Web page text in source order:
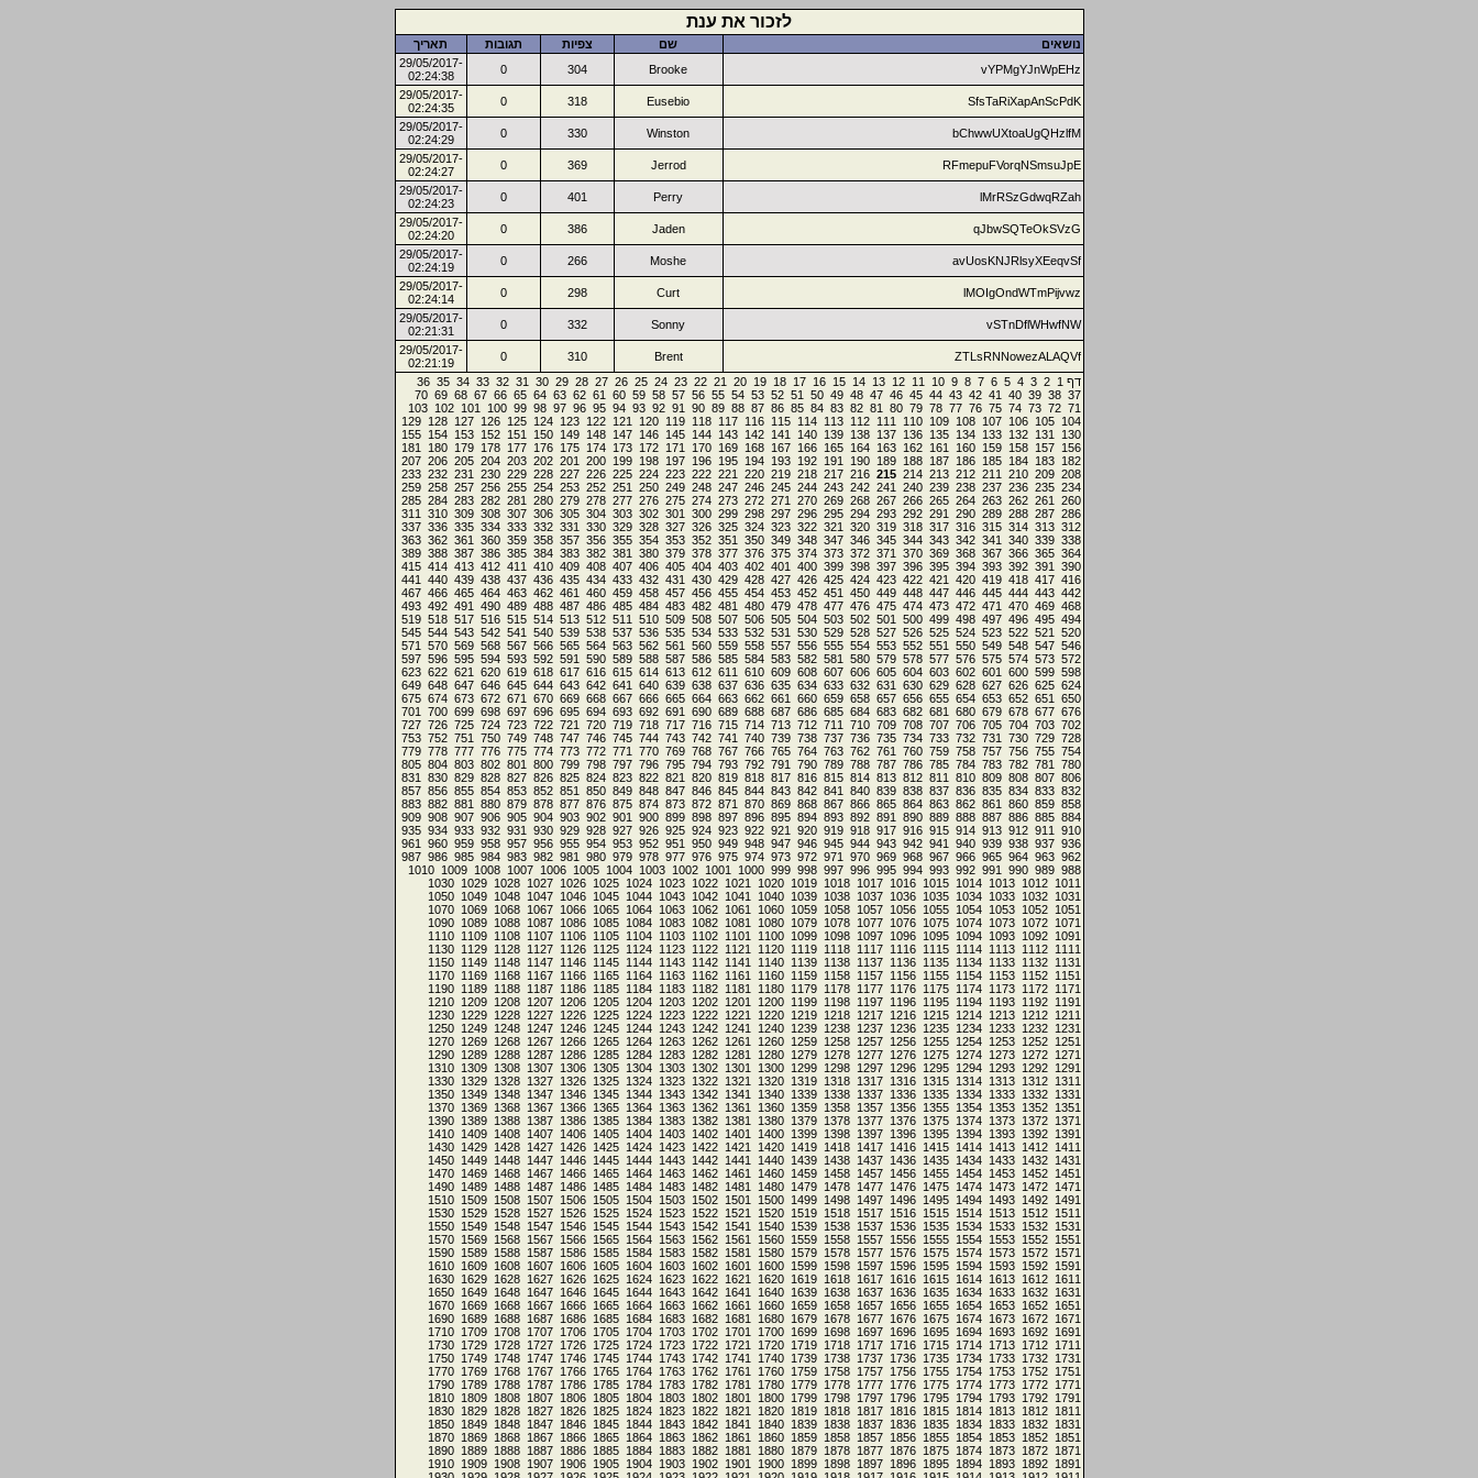
לזכור את ענת
נושאים שם צפיות תגובות
תאריך
vYPMgYJnWpEHz
Brooke
304
0
29/05/2017-
02:24:38
SfsTaRiXapAnScPdK
Eusebio
318
0
29/05/2017-
02:24:35
bChwwUXtoaUgQHzlfM
Winston
330
0
29/05/2017-
02:24:29
RFmepuFVorqNSmsuJpE
Jerrod
369
0
29/05/2017-
02:24:27
lMrRSzGdwqRZah
Perry
401
0
29/05/2017-
02:24:23
qJbwSQTeOkSVzG
Jaden
386
0
29/05/2017-
02:24:20
avUosKNJRlsyXEeqvSf
Moshe
266
0
29/05/2017-
02:24:19
lMOIgOndWTmPijvwz
Curt
298
0
29/05/2017-
02:24:14
vSTnDflWHwfNW
Sonny
332
0
29/05/2017-
02:21:31
ZTLsRNNowezALAQVf
Brent
310
0
29/05/2017-
02:21:19
דף 1
2
3
4
5
6
7
8
9
10
11
12
13
14
15
16
17
18
19
20
21
22
23
24
25
26
27
28
29
30
31
32
33
34
35
36
37
38
39
40
41
42
43
44
45
46
47
48
49
50
51
52
53
54
55
56
57
58
59
60
61
62
63
64
65
66
67
68
69
70
71
72
73
74
75
76
77
78
79
80
81
82
83
84
85
86
87
88
89
90
91
92
93
94
95
96
97
98
99
100
101
102
103
104
105
106
107
108
109
110
111
112
113
114
115
116
117
118
119
120
121
122
123
124
125
126
127
128
129
130
131
132
133
134
135
136
137
138
139
140
141
142
143
144
145
146
147
148
149
150
151
152
153
154
155
156
157
158
159
160
161
162
163
164
165
166
167
168
169
170
171
172
173
174
175
176
177
178
179
180
181
182
183
184
185
186
187
188
189
190
191
192
193
194
195
196
197
198
199
200
201
202
203
204
205
206
207
208
209
210
211
212
213
214
215
216
217
218
219
220
221
222
223
224
225
226
227
228
229
230
231
232
233
234
235
236
237
238
239
240
241
242
243
244
245
246
247
248
249
250
251
252
253
254
255
256
257
258
259
260
261
262
263
264
265
266
267
268
269
270
271
272
273
274
275
276
277
278
279
280
281
282
283
284
285
286
287
288
289
290
291
292
293
294
295
296
297
298
299
300
301
302
303
304
305
306
307
308
309
310
311
312
313
314
315
316
317
318
319
320
321
322
323
324
325
326
327
328
329
330
331
332
333
334
335
336
337
338
339
340
341
342
343
344
345
346
347
348
349
350
351
352
353
354
355
356
357
358
359
360
361
362
363
364
365
366
367
368
369
370
371
372
373
374
375
376
377
378
379
380
381
382
383
384
385
386
387
388
389
390
391
392
393
394
395
396
397
398
399
400
401
402
403
404
405
406
407
408
409
410
411
412
413
414
415
416
417
418
419
420
421
422
423
424
425
426
427
428
429
430
431
432
433
434
435
436
437
438
439
440
441
442
443
444
445
446
447
448
449
450
451
452
453
454
455
456
457
458
459
460
461
462
463
464
465
466
467
468
469
470
471
472
473
474
475
476
477
478
479
480
481
482
483
484
485
486
487
488
489
490
491
492
493
494
495
496
497
498
499
500
501
502
503
504
505
506
507
508
509
510
511
512
513
514
515
516
517
518
519
520
521
522
523
524
525
526
527
528
529
530
531
532
533
534
535
536
537
538
539
540
541
542
543
544
545
546
547
548
549
550
551
552
553
554
555
556
557
558
559
560
561
562
563
564
565
566
567
568
569
570
571
572
573
574
575
576
577
578
579
580
581
582
583
584
585
586
587
588
589
590
591
592
593
594
595
596
597
598
599
600
601
602
603
604
605
606
607
608
609
610
611
612
613
614
615
616
617
618
619
620
621
622
623
624
625
626
627
628
629
630
631
632
633
634
635
636
637
638
639
640
641
642
643
644
645
646
647
648
649
650
651
652
653
654
655
656
657
658
659
660
661
662
663
664
665
666
667
668
669
670
671
672
673
674
675
676
677
678
679
680
681
682
683
684
685
686
687
688
689
690
691
692
693
694
695
696
697
698
699
700
701
702
703
704
705
706
707
708
709
710
711
712
713
714
715
716
717
718
719
720
721
722
723
724
725
726
727
728
729
730
731
732
733
734
735
736
737
738
739
740
741
742
743
744
745
746
747
748
749
750
751
752
753
754
755
756
757
758
759
760
761
762
763
764
765
766
767
768
769
770
771
772
773
774
775
776
777
778
779
780
781
782
783
784
785
786
787
788
789
790
791
792
793
794
795
796
797
798
799
800
801
802
803
804
805
806
807
808
809
810
811
812
813
814
815
816
817
818
819
820
821
822
823
824
825
826
827
828
829
830
831
832
833
834
835
836
837
838
839
840
841
842
843
844
845
846
847
848
849
850
851
852
853
854
855
856
857
858
859
860
861
862
863
864
865
866
867
868
869
870
871
872
873
874
875
876
877
878
879
880
881
882
883
884
885
886
887
888
889
890
891
892
893
894
895
896
897
898
899
900
901
902
903
904
905
906
907
908
909
910
911
912
913
914
915
916
917
918
919
920
921
922
923
924
925
926
927
928
929
930
931
932
933
934
935
936
937
938
939
940
941
942
943
944
945
946
947
948
949
950
951
952
953
954
955
956
957
958
959
960
961
962
963
964
965
966
967
968
969
970
971
972
973
974
975
976
977
978
979
980
981
982
983
984
985
986
987
988
989
990
991
992
993
994
995
996
997
998
999
1000
1001
1002
1003
1004
1005
1006
1007
1008
1009
1010
1011
1012
1013
1014
1015
1016
1017
1018
1019
1020
1021
1022
1023
1024
1025
1026
1027
1028
1029
1030
1031
1032
1033
1034
1035
1036
1037
1038
1039
1040
1041
1042
1043
1044
1045
1046
1047
1048
1049
1050
1051
1052
1053
1054
1055
1056
1057
1058
1059
1060
1061
1062
1063
1064
1065
1066
1067
1068
1069
1070
1071
1072
1073
1074
1075
1076
1077
1078
1079
1080
1081
1082
1083
1084
1085
1086
1087
1088
1089
1090
1091
1092
1093
1094
1095
1096
1097
1098
1099
1100
1101
1102
1103
1104
1105
1106
1107
1108
1109
1110
1111
1112
1113
1114
1115
1116
1117
1118
1119
1120
1121
1122
1123
1124
1125
1126
1127
1128
1129
1130
1131
1132
1133
1134
1135
1136
1137
1138
1139
1140
1141
1142
1143
1144
1145
1146
1147
1148
1149
1150
1151
1152
1153
1154
1155
1156
1157
1158
1159
1160
1161
1162
1163
1164
1165
1166
1167
1168
1169
1170
1171
1172
1173
1174
1175
1176
1177
1178
1179
1180
1181
1182
1183
1184
1185
1186
1187
1188
1189
1190
1191
1192
1193
1194
1195
1196
1197
1198
1199
1200
1201
1202
1203
1204
1205
1206
1207
1208
1209
1210
1211
1212
1213
1214
1215
1216
1217
1218
1219
1220
1221
1222
1223
1224
1225
1226
1227
1228
1229
1230
1231
1232
1233
1234
1235
1236
1237
1238
1239
1240
1241
1242
1243
1244
1245
1246
1247
1248
1249
1250
1251
1252
1253
1254
1255
1256
1257
1258
1259
1260
1261
1262
1263
1264
1265
1266
1267
1268
1269
1270
1271
1272
1273
1274
1275
1276
1277
1278
1279
1280
1281
1282
1283
1284
1285
1286
1287
1288
1289
1290
1291
1292
1293
1294
1295
1296
1297
1298
1299
1300
1301
1302
1303
1304
1305
1306
1307
1308
1309
1310
1311
1312
1313
1314
1315
1316
1317
1318
1319
1320
1321
1322
1323
1324
1325
1326
1327
1328
1329
1330
1331
1332
1333
1334
1335
1336
1337
1338
1339
1340
1341
1342
1343
1344
1345
1346
1347
1348
1349
1350
1351
1352
1353
1354
1355
1356
1357
1358
1359
1360
1361
1362
1363
1364
1365
1366
1367
1368
1369
1370
1371
1372
1373
1374
1375
1376
1377
1378
1379
1380
1381
1382
1383
1384
1385
1386
1387
1388
1389
1390
1391
1392
1393
1394
1395
1396
1397
1398
1399
1400
1401
1402
1403
1404
1405
1406
1407
1408
1409
1410
1411
1412
1413
1414
1415
1416
1417
1418
1419
1420
1421
1422
1423
1424
1425
1426
1427
1428
1429
1430
1431
1432
1433
1434
1435
1436
1437
1438
1439
1440
1441
1442
1443
1444
1445
1446
1447
1448
1449
1450
1451
1452
1453
1454
1455
1456
1457
1458
1459
1460
1461
1462
1463
1464
1465
1466
1467
1468
1469
1470
1471
1472
1473
1474
1475
1476
1477
1478
1479
1480
1481
1482
1483
1484
1485
1486
1487
1488
1489
1490
1491
1492
1493
1494
1495
1496
1497
1498
1499
1500
1501
1502
1503
1504
1505
1506
1507
1508
1509
1510
1511
1512
1513
1514
1515
1516
1517
1518
1519
1520
1521
1522
1523
1524
1525
1526
1527
1528
1529
1530
1531
1532
1533
1534
1535
1536
1537
1538
1539
1540
1541
1542
1543
1544
1545
1546
1547
1548
1549
1550
1551
1552
1553
1554
1555
1556
1557
1558
1559
1560
1561
1562
1563
1564
1565
1566
1567
1568
1569
1570
1571
1572
1573
1574
1575
1576
1577
1578
1579
1580
1581
1582
1583
1584
1585
1586
1587
1588
1589
1590
1591
1592
1593
1594
1595
1596
1597
1598
1599
1600
1601
1602
1603
1604
1605
1606
1607
1608
1609
1610
1611
1612
1613
1614
1615
1616
1617
1618
1619
1620
1621
1622
1623
1624
1625
1626
1627
1628
1629
1630
1631
1632
1633
1634
1635
1636
1637
1638
1639
1640
1641
1642
1643
1644
1645
1646
1647
1648
1649
1650
1651
1652
1653
1654
1655
1656
1657
1658
1659
1660
1661
1662
1663
1664
1665
1666
1667
1668
1669
1670
1671
1672
1673
1674
1675
1676
1677
1678
1679
1680
1681
1682
1683
1684
1685
1686
1687
1688
1689
1690
1691
1692
1693
1694
1695
1696
1697
1698
1699
1700
1701
1702
1703
1704
1705
1706
1707
1708
1709
1710
1711
1712
1713
1714
1715
1716
1717
1718
1719
1720
1721
1722
1723
1724
1725
1726
1727
1728
1729
1730
1731
1732
1733
1734
1735
1736
1737
1738
1739
1740
1741
1742
1743
1744
1745
1746
1747
1748
1749
1750
1751
1752
1753
1754
1755
1756
1757
1758
1759
1760
1761
1762
1763
1764
1765
1766
1767
1768
1769
1770
1771
1772
1773
1774
1775
1776
1777
1778
1779
1780
1781
1782
1783
1784
1785
1786
1787
1788
1789
1790
1791
1792
1793
1794
1795
1796
1797
1798
1799
1800
1801
1802
1803
1804
1805
1806
1807
1808
1809
1810
1811
1812
1813
1814
1815
1816
1817
1818
1819
1820
1821
1822
1823
1824
1825
1826
1827
1828
1829
1830
1831
1832
1833
1834
1835
1836
1837
1838
1839
1840
1841
1842
1843
1844
1845
1846
1847
1848
1849
1850
1851
1852
1853
1854
1855
1856
1857
1858
1859
1860
1861
1862
1863
1864
1865
1866
1867
1868
1869
1870
1871
1872
1873
1874
1875
1876
1877
1878
1879
1880
1881
1882
1883
1884
1885
1886
1887
1888
1889
1890
1891
1892
1893
1894
1895
1896
1897
1898
1899
1900
1901
1902
1903
1904
1905
1906
1907
1908
1909
1910